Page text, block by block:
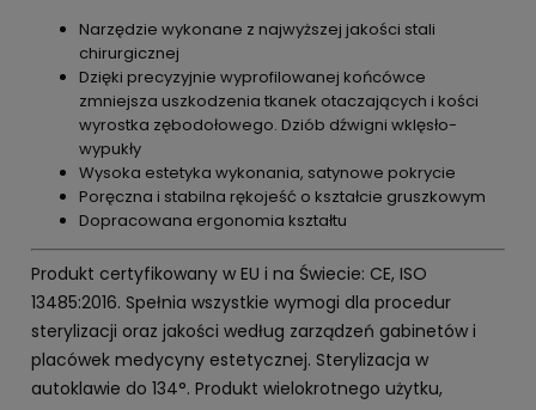
Narzędzie wykonane z najwyższej jakości stali
chirurgicznej
Dzięki precyzyjnie wyprofilowanej końcówce
zmniejsza uszkodzenia tkanek otaczających i kości
wyrostka zębodołowego. Dziób dźwigni wklęsło-
wypukły
Wysoka estetyka wykonania, satynowe pokrycie
Poręczna i stabilna rękojeść o kształcie gruszkowym
Dopracowana ergonomia kształtu
Produkt certyfikowany w EU i na Świecie: CE, ISO
13485:2016. Spełnia wszystkie wymogi dla procedur
sterylizacji oraz jakości według zarządzeń gabinetów i
placówek medycyny estetycznej. Sterylizacja w
autoklawie do 134°. Produkt wielokrotnego użytku,